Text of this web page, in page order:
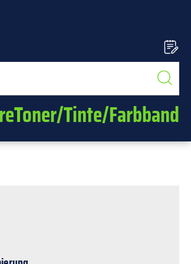
Toner/Tinte/Farbband